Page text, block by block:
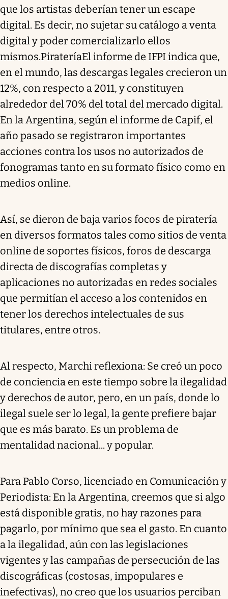
que los artistas deberían tener un escape
digital. Es decir, no sujetar su catálogo a venta
digital y poder comercializarlo ellos
mismos.PirateríaEl informe de IFPI indica que,
en el mundo, las descargas legales crecieron un
12%, con respecto a 2011, y constituyen
alrededor del 70% del total del mercado digital.
En la Argentina, según el informe de Capif, el
año pasado se registraron importantes
acciones contra los usos no autorizados de
fonogramas tanto en su formato físico como en
medios online.
Así, se dieron de baja varios focos de piratería
en diversos formatos tales como sitios de venta
online de soportes físicos, foros de descarga
directa de discografías completas y
aplicaciones no autorizadas en redes sociales
que permitían el acceso a los contenidos en
tener los derechos intelectuales de sus
titulares, entre otros.
Al respecto, Marchi reflexiona: Se creó un poco
de conciencia en este tiempo sobre la ilegalidad
y derechos de autor, pero, en un país, donde lo
ilegal suele ser lo legal, la gente prefiere bajar
que es más barato. Es un problema de
mentalidad nacional... y popular.
Para Pablo Corso, licenciado en Comunicación y
Periodista: En la Argentina, creemos que si algo
está disponible gratis, no hay razones para
pagarlo, por mínimo que sea el gasto. En cuanto
a la ilegalidad, aún con las legislaciones
vigentes y las campañas de persecución de las
discográficas (costosas, impopulares e
inefectivas), no creo que los usuarios perciban